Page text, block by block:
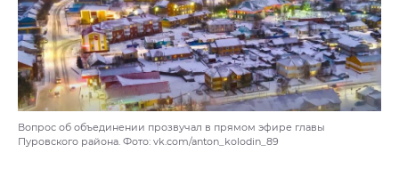
Вопрос об объединении прозвучал в прямом эфире главы
Пуровского района. Фото: vk.com/anton_kolodin_89